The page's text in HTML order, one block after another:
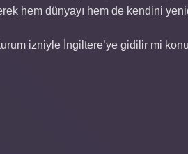
hem dünyayı hem de kendini
izniyle İngiltere’ye gidilir mi